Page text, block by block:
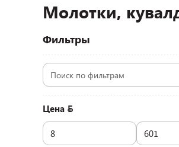
Молотки,
Фильтры
Цена